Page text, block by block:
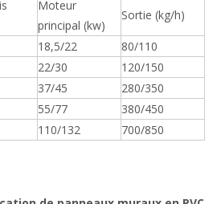
Moteur
principal (kw)
Sortie (kg/h)
18,5/22
80/110
22/30
120/150
37/45
280/350
55/77
380/450
110/132 700/850